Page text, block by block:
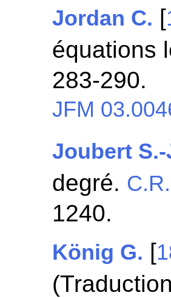
Jordan C. [
équations
283-290.
JFM
Joubert S.-
degré. C.R.
1240.
König G. [